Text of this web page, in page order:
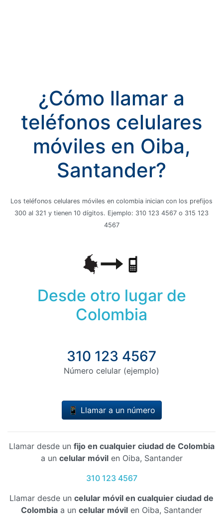
¿Cómo llamar a
teléfonos celulares
móviles en Oiba,
Santander?
Los teléfonos celulares móviles en colombia inician con los prefijos
300 al 321 y tienen 10 dígitos. Ejemplo: 310 123 4567 o 315 123
4567
Desde otro lugar de
Colombia
310 123 4567
Número celular (ejemplo)
📱 Llamar a un número
Llamar desde un fijo en cualquier ciudad de Colombia
a un celular móvilen Oiba, Santander
310 123 4567
Llamar desde un celular móvil en cualquier ciudad de
Colombia a un celular móvil en Oiba, Santander